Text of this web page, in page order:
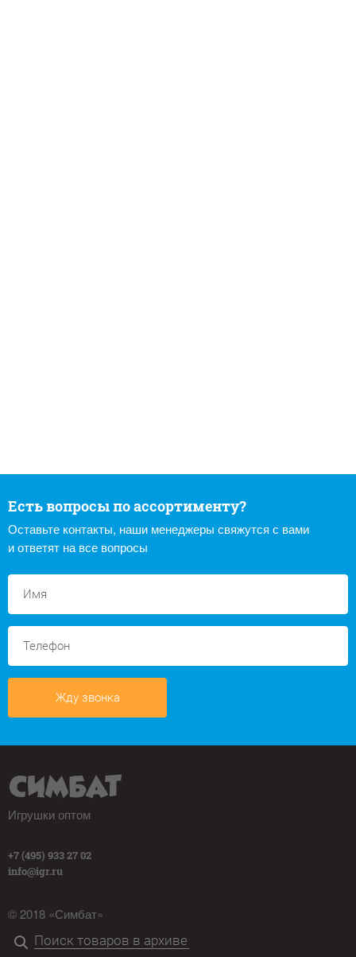
Есть вопросы по ассортименту?
Оставьте контакты, наши менеджеры свяжутся с вами
и ответят на все вопросы
Жду звонка
Игрушки оптом
+7 (495) 933 27 02
info@igr.ru
© 2018 «Симбат»